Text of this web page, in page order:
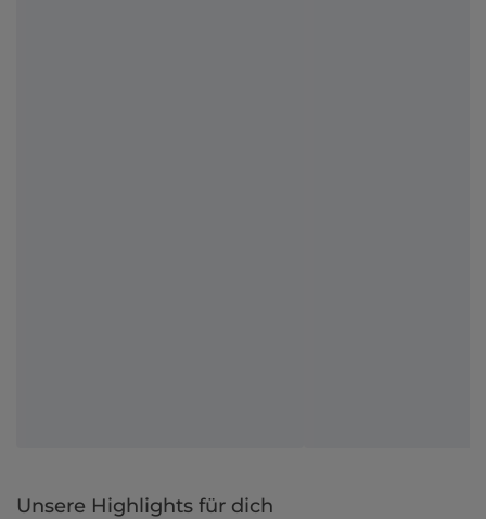
Unsere Highlights für dich